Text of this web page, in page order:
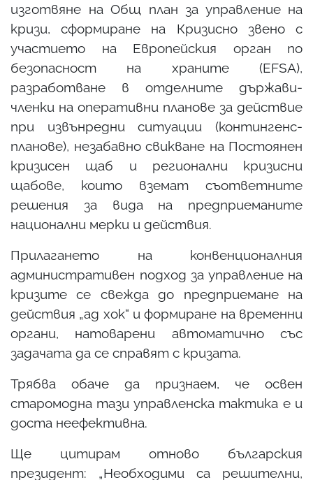
изготвяне на Общ план за управление на
кризи, сформиране на Кризисно звено с
участието на Европейския орган по
безопасност на храните (EFSA),
разработване в отделните държави-
членки на оперативни планове за действие
при извънредни ситуации (контингенс-
планове), незабавно свикване на Постоянен
кризисен щаб и регионални кризисни
щабове, които вземат съответните
решения за вида на предприеманите
национални мерки и действия.
Прилагането на конвенционалния
административен подход за управление на
кризите се свежда до предприемане на
действия „ад хок“ и формиране на временни
органи, натоварени автоматично със
задачата да се справят с кризата.
Трябва обаче да признаем, че освен
старомодна тази управленска тактика е и
доста неефективна.
Ще цитирам отново българския
президент: „Необходими са решителни,